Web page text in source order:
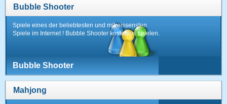
Bubble Shooter
Spiele eines der beliebtesten und mitreissensten
Spiele im Internet ! Bubble Shooter kostenlos spielen.
Bubble Shooter
Mahjong